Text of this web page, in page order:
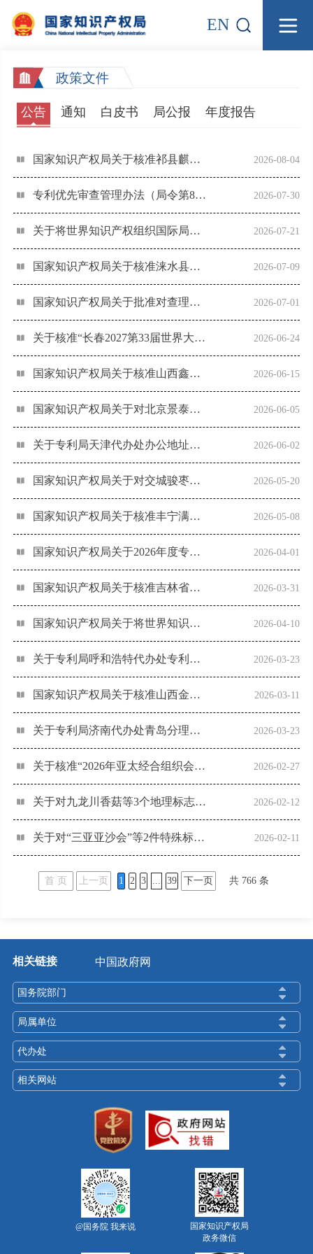
EN
政策文件
公告 通知 白皮书 局公报 年度报告
国家知识产权局关于核准祁县麒麟果业有限公司等176家企业使用地理标志专用标志的公告（第685号） 2026-08-04
专利优先审查管理办法（局令第85号） 2026-07-30
关于将世界知识产权组织国际局通报的26件标志初步纳入官方标志保护的公告（第684号） 2026-07-21
国家知识产权局关于核准涞水县金鑫核桃种植农民专业合作社等240家企业使用地理标志专用标志的公告（第683号） 2026-07-09
国家知识产权局关于批准对查理曼和勃艮第克莱芒起泡酒等2个产品实施地理标志产品保护的公告（第682号） 2026-07-01
关于核准“长春2027第33届世界大学生冬季运动会会徽”等18件特殊标志登记的公告（第681号） 2026-06-24
国家知识产权局关于核准山西鑫顺源农业科技发展股份有限公司等585家企业使用地理标志专用标志的公告（第680号） 2026-06-15
国家知识产权局关于对北京景泰蓝予以地理标志产品初步认定的公告（第679号） 2026-06-05
关于专利局天津代办处办公地址变更的公告（第678号） 2026-06-02
国家知识产权局关于对交城骏枣等63个产品予以地理标志产品认定的公告（第677号） 2026-05-20
国家知识产权局关于核准丰宁满族自治县兴石农业发展有限公司等249家企业使用地理标志专用标志的公告（第676号） 2026-05-08
国家知识产权局关于2026年度专利代理师资格考试的公告（第675号） 2026-04-01
国家知识产权局关于核准吉林省天竣药业有限公司等182家企业使用地理标志专用标志的公告（第674号） 2026-03-31
国家知识产权局关于将世界知识产权组织国际局通报的91件标志纳入官方标志保护的公告（第673号） 2026-04-10
关于专利局呼和浩特代办处专利费用收缴账户变更的公告（第672号） 2026-03-23
国家知识产权局关于核准山西金漫园果业有限责任公司等217家企业使用地理标志专用标志的公告（第671号） 2026-03-11
关于专利局济南代办处青岛分理处专利费用收缴账户变更的公告（第670号） 2026-03-23
关于核准“2026年亚太经合组织会议会标”特殊标志登记的公告（第669号） 2026-02-27
关于对九龙川香菇等3个地理标志产品保护要求予以变更的公告（第668号） 2026-02-12
关于对“三亚亚沙会”等2件特殊标志予以延期的公告（第667号） 2026-02-11
首 页 上一页 1 2 3 ... 39 下一页 共 766条
相关链接 中国政府网
国务院部门
局属单位
代办处
相关网站
@国务院 我来说
国家知识产权局
政务微信